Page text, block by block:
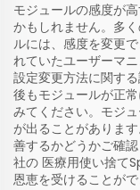
モジュールの感度が
かもしれません。多
ルには、感度を変更
れていたユーザーマ
設定変更方法に関す
後もモジュールが正
みてください。モジ
が出ることがありま
善するかどうかご確
社の 医療用使い捨て
恩恵を受けることがで